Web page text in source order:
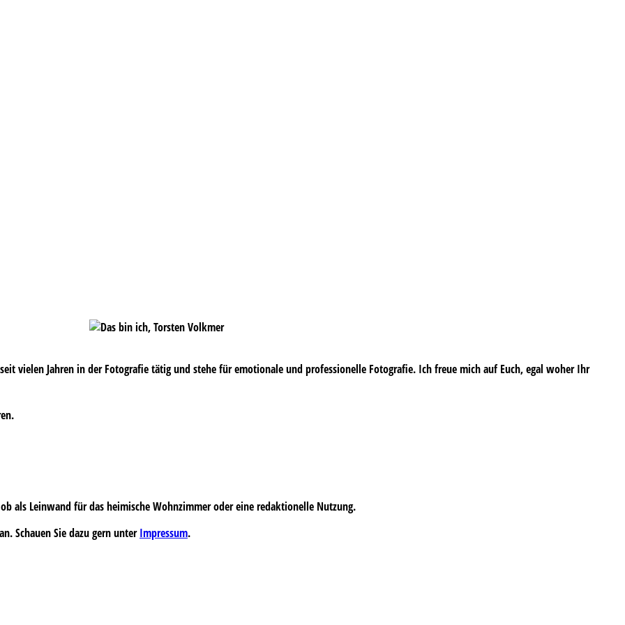
vielen Jahren in der Fotografie tätig und stehe für emotionale und professionelle Fotografie. Ich freue mich auf Euch, egal woher Ihr
als Leinwand für das heimische Wohnzimmer oder eine redaktionelle Nutzung.
Schauen Sie dazu gern unterImpressum.